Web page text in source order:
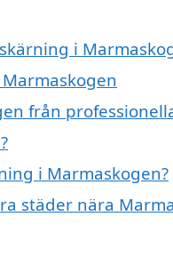
i
från
i Marmaskogen?
städer nära